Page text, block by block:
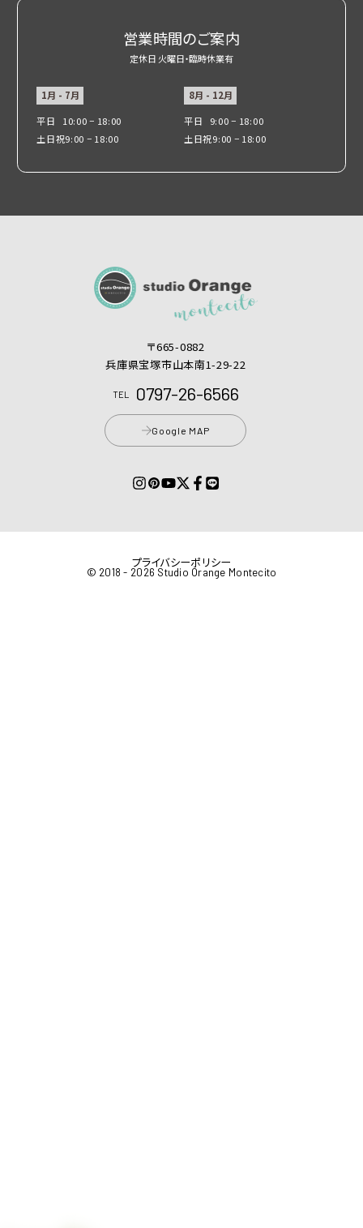
営業時間のご案内
定休日 火曜日・臨時休業有
1月 - 7月
平日
10:00 − 18:00
土日祝9:00 − 18:00
8月 - 12月
平日
9:00 − 18:00
土日祝9:00 − 18:00
〒665-0882
兵庫県宝塚市山本南1-29-22
TEL 0797-26-6566
Google MAP
© 2018 - 2026 Studio Orange Montecito
プライバシーポリシー